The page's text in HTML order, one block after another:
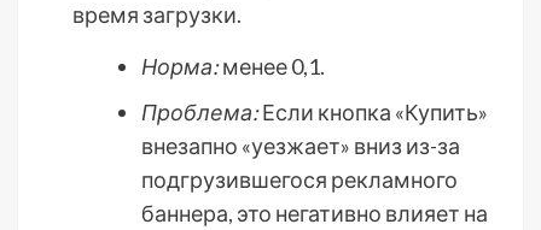
время загрузки.
Норма:менее 0,1.
Проблема:Если кнопка «Купить»
внезапно «уезжает» вниз из-за
подгрузившегося рекламного
баннера, это негативно влияет на